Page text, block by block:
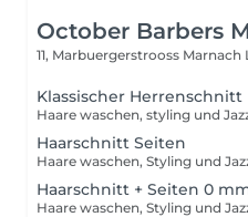
October Barbers
11, Marbuergerstrooss Marnach
Klassischer Herrenschnitt
Haare waschen, styling und
Haarschnitt Seiten
Haare waschen, Styling und
Haarschnitt + Seiten 0
Haare waschen, Styling und